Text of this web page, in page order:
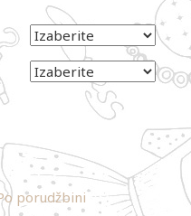
porudžbini